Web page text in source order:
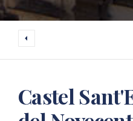
Castel